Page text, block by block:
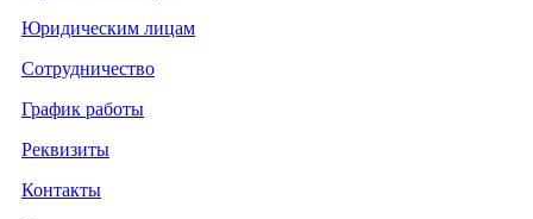
Юридическим лицам
Сотрудничество
График работы
Реквизиты
Контакты